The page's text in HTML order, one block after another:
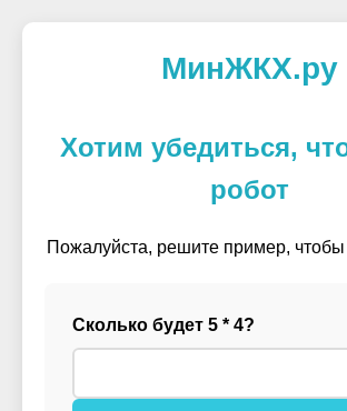
МинЖКХ.ру
Хотим убедиться,
робот
Пожалуйста, решите пример,
Сколько будет 5 * 4?